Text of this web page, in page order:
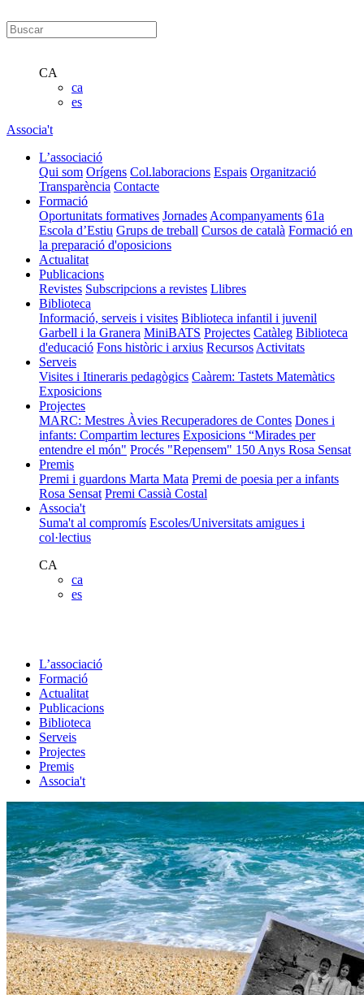
CA
ca
es
Associa't
L’associació
Qui som Orígens Col.laboracions Espais Organització
Transparència Contacte
Formació
Oportunitats formatives Jornades Acompanyaments 61a
Escola d’Estiu Grups de treball Cursos de català Formació en
la preparació d'oposicions
Actualitat
Publicacions
Revistes Subscripcions a revistes Llibres
Biblioteca
Informació, serveis i visites Biblioteca infantil i juvenil
Garbell i la Granera MiniBATS Projectes Catàleg Biblioteca
d'educació Fons històric i arxius Recursos Activitats
Serveis
Visites i Itineraris pedagògics Caàrem: Tastets Matemàtics
Exposicions
Projectes
MARC: Mestres Àvies Recuperadores de Contes Dones i
infants: Compartim lectures Exposicions “Mirades per
entendre el món" Procés "Repensem" 150 Anys Rosa Sensat
Premis
Premi i guardons Marta Mata Premi de poesia per a infants
Rosa Sensat Premi Cassià Costal
Associa't
Suma't al compromís Escoles/Universitats amigues i
col·lectius
CA
ca
es
L’associació
Formació
Actualitat
Publicacions
Biblioteca
Serveis
Projectes
Premis
Associa't